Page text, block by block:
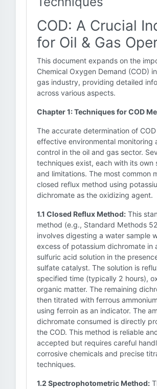
COD: A Crucial
for Oil & Gas
This document expands on the
Chemical Oxygen Demand (COD)
gas industry, providing detailed
across various aspects.
Chapter 1: Techniques for COD
The accurate determination of
effective environmental monitoring
control in the oil and gas sector.
techniques exist, each with its own
and limitations. The most common
closed reflux method using
dichromate as the oxidizing agent.
1.1 Closed Reflux Method: This
method (e.g., Standard Methods
involves digesting a water sample
excess of potassium dichromate in
sulfuric acid solution in the
sulfate catalyst. The solution is
specified time (typically 2 hours),
organic matter. The remaining
then titrated with ferrous
using ferroin as an indicator. The
dichromate consumed is directly
the COD. This method is reliable
accepted but requires careful
corrosive chemicals and precise
techniques.
1.2 Spectrophotometric Method: